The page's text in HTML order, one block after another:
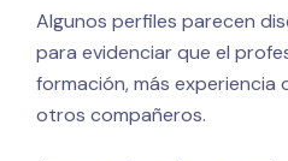
Algunos perfiles parecen
para evidenciar que el
formación, más experiencia
otros compañeros.